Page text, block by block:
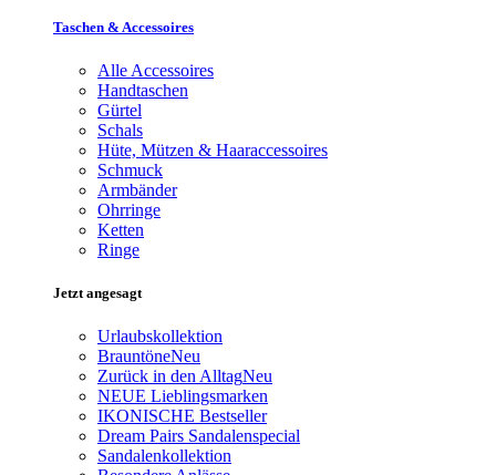
Taschen & Accessoires
Alle Accessoires
Handtaschen
Gürtel
Schals
Hüte, Mützen & Haaraccessoires
Schmuck
Armbänder
Ohrringe
Ketten
Ringe
Jetzt angesagt
Urlaubskollektion
BrauntöneNeu
Zurück in den AlltagNeu
NEUE Lieblingsmarken
IKONISCHE Bestseller
Dream Pairs Sandalenspecial
Sandalenkollektion